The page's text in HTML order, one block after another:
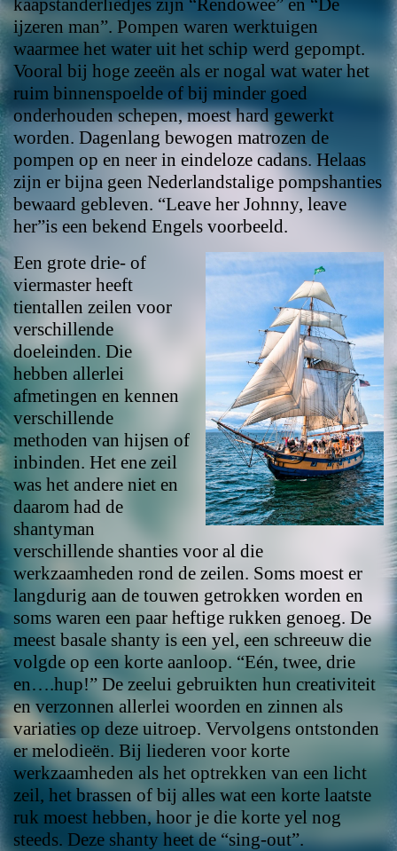
ijzeren man”. Pompen waren werktuigen
waarmee het water uit het schip werd gepompt.
Vooral bij hoge zeeën als er nogal wat water het
ruim binnenspoelde of bij minder goed
onderhouden schepen, moest hard gewerkt
worden. Dagenlang bewogen matrozen de
pompen op en neer in eindeloze cadans. Helaas
zijn er bijna geen Nederlandstalige pompshanties
bewaard gebleven. “Leave her Johnny, leave
her”is een bekend Engels voorbeeld.
Een grote drie- of
viermaster heeft
tientallen zeilen voor
verschillende
doeleinden. Die
hebben allerlei
afmetingen en kennen
verschillende
methoden van hijsen of
inbinden. Het ene zeil
was het andere niet en
daarom had de
shantyman
verschillende shanties voor al die
werkzaamheden rond de zeilen. Soms moest er
langdurig aan de touwen getrokken worden en
soms waren een paar heftige rukken genoeg. De
meest basale shanty is een yel, een schreeuw die
volgde op een korte aanloop. “Eén, twee, drie
en….hup!” De zeelui gebruikten hun creativiteit
en verzonnen allerlei woorden en zinnen als
variaties op deze uitroep. Vervolgens ontstonden
er melodieën. Bij liederen voor korte
werkzaamheden als het optrekken van een licht
zeil, het brassen of bij alles wat een korte laatste
ruk moest hebben, hoor je die korte yel nog
steeds. Deze shanty heet de “sing-out”.